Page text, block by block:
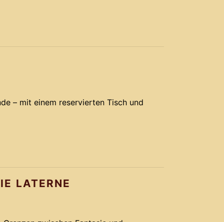
– mit einem reservierten Tisch und
LATERNE